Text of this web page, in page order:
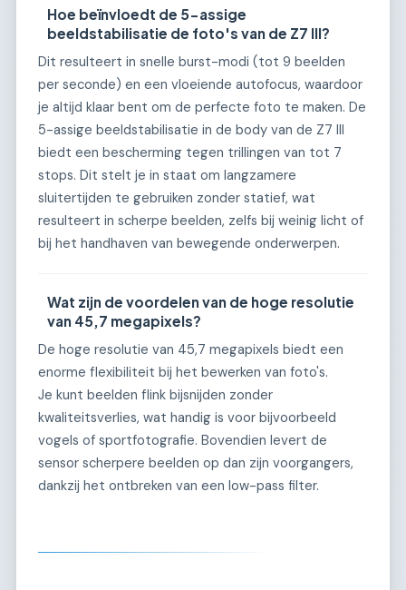
Hoe beïnvloedt de 5-assige
beeldstabilisatie de foto's van de Z7 III?
Dit resulteert in snelle burst-modi (tot 9 beelden
per seconde) en een vloeiende autofocus, waardoor
je altijd klaar bent om de perfecte foto te maken. De
5-assige beeldstabilisatie in de body van de Z7 III
biedt een bescherming tegen trillingen van tot 7
stops. Dit stelt je in staat om langzamere
sluitertijden te gebruiken zonder statief, wat
resulteert in scherpe beelden, zelfs bij weinig licht of
bij het handhaven van bewegende onderwerpen.
Wat zijn de voordelen van de hoge resolutie
van 45,7 megapixels?
De hoge resolutie van 45,7 megapixels biedt een
enorme flexibiliteit bij het bewerken van foto's.
Je kunt beelden flink bijsnijden zonder
kwaliteitsverlies, wat handig is voor bijvoorbeeld
vogels of sportfotografie. Bovendien levert de
sensor scherpere beelden op dan zijn voorgangers,
dankzij het ontbreken van een low-pass filter.